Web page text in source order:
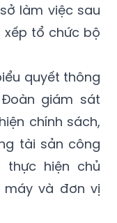
làm việc sau
xếp tổ chức bộ
quyết thông
giám sát
chính sách,
tài sản công
hiện chủ
và đơn vị